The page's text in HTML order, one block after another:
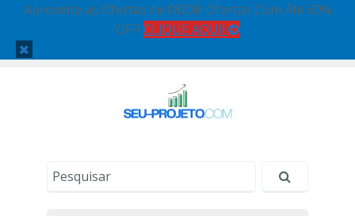
Aproveite as Ofertas de 08/08! Ofertas Com Até 60%
OFF! CLIQUE AQUI!